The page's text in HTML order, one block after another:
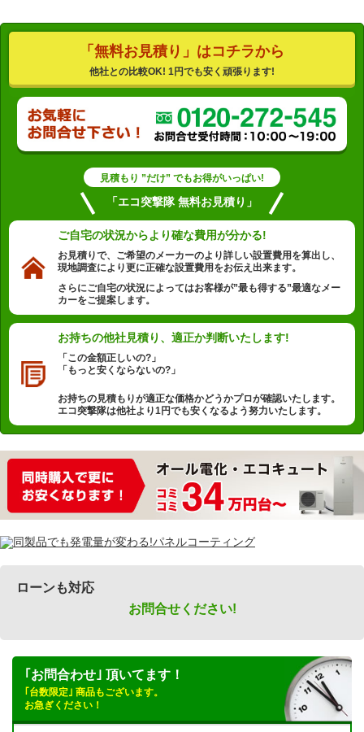
「無料お見積り」はコチラから
他社との比較OK! 1円でも安く頑張ります!
見積もり ”だけ” でもお得がいっぱい!
「エコ突撃隊 無料お見積り」
ご自宅の状況からより確な費用が分かる!
お見積りで、ご希望のメーカーのより詳しい設置費用を算出し、
現地調査により更に正確な設置費用をお伝え出来ます。
さらにご自宅の状況によってはお客様が”最も得する”最適なメー
カーをご提案します。
お持ちの他社見積り、 適正か判断いたします!
「この金額正しいの?」
「もっと安くならないの?」
お持ちの見積もりが適正な価格かどうかプロが確認いたします。
エコ突撃隊は他社より1円でも安くなるよう努力いたします。
ローンも対応
お問合せください!
｢お問合わせ｣ 頂いてます！
｢台数限定｣ 商品もございます。
お急ぎください！